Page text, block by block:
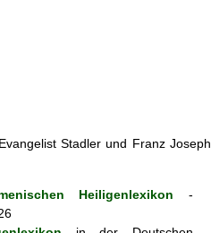
Stadler und Franz Joseph
Heiligenlexikon -